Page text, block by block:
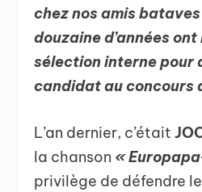
chez nos amis
douzaine d’années
sélection interne pour
candidat au concours
L’an dernier, c’était
la chanson « Europapa
privilège de défendre